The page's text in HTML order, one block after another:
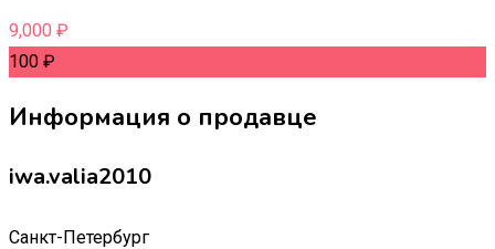
9,000 ₽
100 ₽
Информация о продавце
iwa.valia2010
Санкт-Петербург